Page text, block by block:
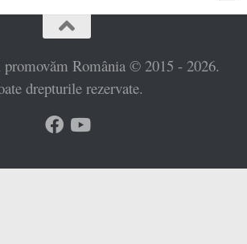
România © 2015 - 2026.
drepturile rezervate.